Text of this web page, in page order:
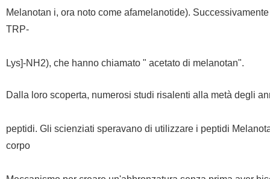
Melanotan i, ora noto come afamelanotide).
TRP-
Lys]-NH2), che hanno chiamato " acetato di melanotan".
Dalla loro scoperta, numerosi studi risalenti alla metà degli
peptidi. Gli scienziati speravano di utilizzare i peptidi
corpo